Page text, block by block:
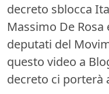
decreto sblocca
Massimo De
deputati del
questo video a
decreto ci porterà